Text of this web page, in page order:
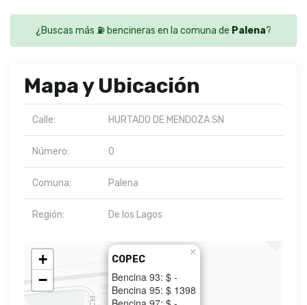
¿Buscas más ⛽ bencineras en la comuna de Palena?
Mapa y Ubicación
Calle: HURTADO DE MENDOZA SN
Número: 0
Comuna: Palena
Región: De los Lagos
COPEC
Bencina 93: $ -
Bencina 95: $ 1398
×
+
−